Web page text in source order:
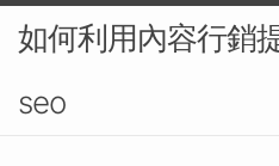
如何利用內容行銷
seo